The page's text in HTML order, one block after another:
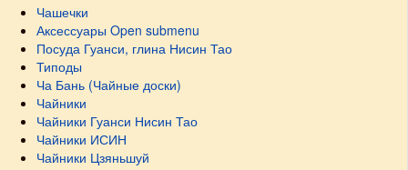
Чашечки
Аксессуары Open submenu
Посуда Гуанси, глина Нисин Тао
Типоды
Ча Бань (Чайные доски)
Чайники
Чайники Гуанси Нисин Тао
Чайники ИСИН
Чайники Цзяньшуй